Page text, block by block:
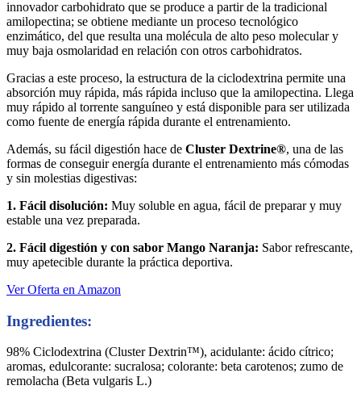
innovador carbohidrato que se produce a partir de la tradicional
amilopectina; se obtiene mediante un proceso tecnológico
enzimático, del que resulta una molécula de alto peso molecular y
muy baja osmolaridad en relación con otros carbohidratos.
Gracias a este proceso, la estructura de la ciclodextrina permite una
absorción muy rápida, más rápida incluso que la amilopectina. Llega
muy rápido al torrente sanguíneo y está disponible para ser utilizada
como fuente de energía rápida durante el entrenamiento.
Además, su fácil digestión hace de Cluster Dextrine®, una de las
formas de conseguir energía durante el entrenamiento más cómodas
y sin molestias digestivas:
1. Fácil disolución: Muy soluble en agua, fácil de preparar y muy
estable una vez preparada.
2. Fácil digestión y con sabor Mango Naranja: Sabor refrescante,
muy apetecible durante la práctica deportiva.
Ver Oferta en Amazon
Ingredientes:
98% Ciclodextrina (Cluster Dextrin™), acidulante: ácido cítrico;
aromas, edulcorante: sucralosa; colorante: beta carotenos; zumo de
remolacha (Beta vulgaris L.)